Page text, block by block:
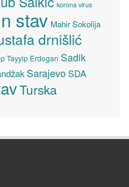
korona virus
stav Mahir Sokolija
drnišlić
Tayyip Erdogan Sadik
SarajevoSDA
Turska